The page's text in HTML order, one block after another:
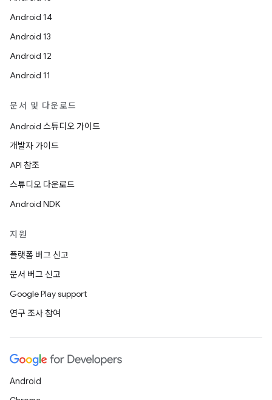
Android 14
Android 13
Android 12
Android 11
문서 및 다운로드
Android 스튜디오 가이드
개발자 가이드
API 참조
스튜디오 다운로드
Android NDK
지원
플랫폼 버그 신고
문서 버그 신고
Google Play support
연구 조사 참여
Android